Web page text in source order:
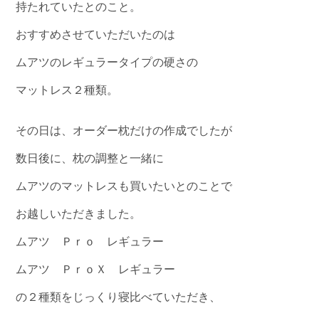
持たれていたとのこと。
おすすめさせていただいたのは
ムアツのレギュラータイプの硬さの
マットレス２種類。
その日は、オーダー枕だけの作成でしたが
数日後に、枕の調整と一緒に
ムアツのマットレスも買いたいとのことで
お越しいただきました。
ムアツ Ｐｒｏ レギュラー
ムアツ ＰｒｏＸ レギュラー
の２種類をじっくり寝比べていただき、